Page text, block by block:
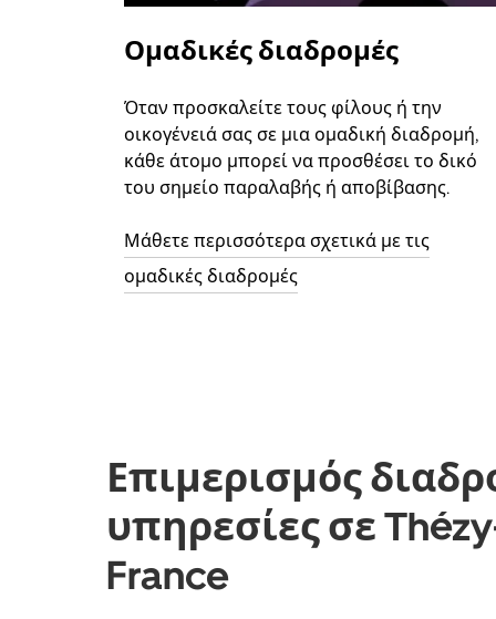
Ομαδικές διαδρομές
Όταν προσκαλείτε τους φίλους ή την
οικογένειά σας σε μια ομαδική διαδρομή,
κάθε άτομο μπορεί να προσθέσει το δικό
του σημείο παραλαβής ή αποβίβασης.
Μάθετε περισσότερα σχετικά με τις
ομαδικές διαδρομές
Επιμερισμός
υπηρεσίες σε
France